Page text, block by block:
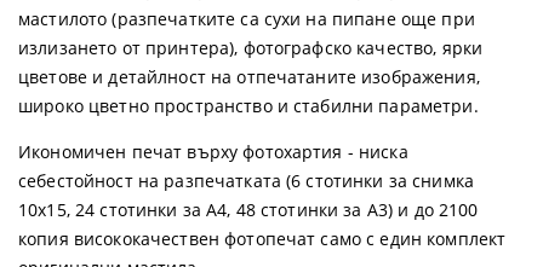
мастилото (разпечатките са сухи на пипане още при
излизането от принтера), фотографско качество, ярки
цветове и детайлност на отпечатаните изображения,
широко цветно пространство и стабилни параметри.
Икономичен печат върху фотохартия - ниска
себестойност на разпечатката (6 стотинки за снимка
10х15, 24 стотинки за А4, 48 стотинки за А3) и до 2100
копия висококачествен фотопечат само с един комплект